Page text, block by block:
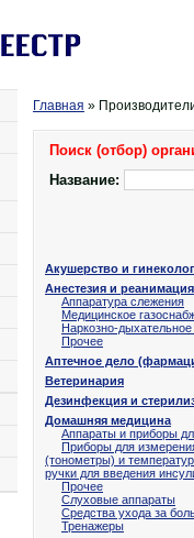
Главная »
Поиск (отбор)
Название:
Акушерство и
Анестезия и реанимация
Аппаратура слежения
Медицинское
Наркозно-
Прочее
Аптечное дело
Ветеринария
Дезинфекция и
Домашняя медицина
Аппараты и приборы
Приборы для
(тонометры) и
ручки для введения
Прочее
Слуховые аппараты
Средства ухода за
Тренажеры